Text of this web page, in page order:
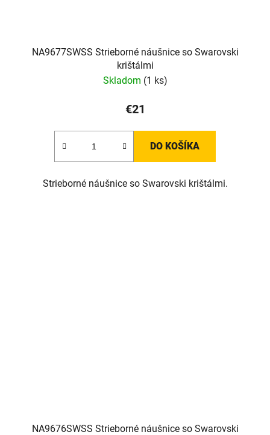
NA9677SWSS Strieborné náušnice so Swarovski
krištálmi
Skladom (1 ks)
€21
DO KOŠÍKA
Strieborné náušnice so Swarovski krištálmi.
NA9676SWSS Strieborné náušnice so Swarovski